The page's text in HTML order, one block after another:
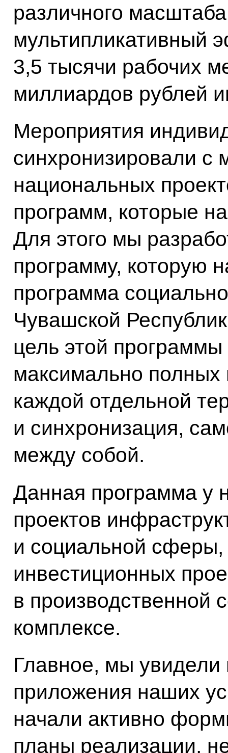
различного
мультипликативный
3,5 тысячи рабочих
миллиардов рублей
Мероприятия
синхронизировали с
национальных
программ, которые
Для этого мы
программу, которую
программа
Чувашской
цель этой
максимально полных
каждой отдельной
и синхронизация,
между собой.
Данная программа у
проектов
и социальной
инвестиционных
в производственной
комплексе.
Главное, мы увидели
приложения наших
начали активно
планы реализации,